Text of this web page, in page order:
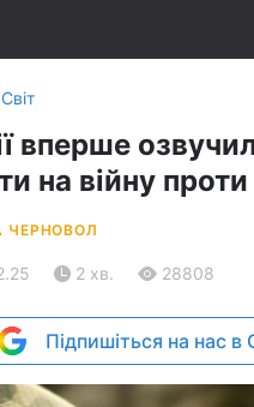
Світ
вперше
на війну
ЧЕРНОВОЛ
2 хв. 28808
Підпишіться на нас в